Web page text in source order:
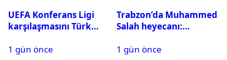
UEFA Konferans Ligi
karşılaşmasını Türk
1 gün önce
Trabzon’da Muhammed
Salah heyecanı:
tükeniyor
1 gün önce